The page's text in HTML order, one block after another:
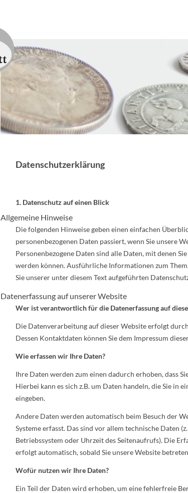
Datenschutzerklärung
1. Datenschutz auf einen Blick
Allgemeine Hinweise
Die folgenden Hinweise geben einen einfachen
personenbezogenen Daten passiert, wenn Sie unsere
Personenbezogene Daten sind alle Daten, mit denen
werden können. Ausführliche Informationen zum
Sie unserer unter diesem Text aufgeführten
Datenerfassung auf unserer Website
Wer ist verantwortlich für die Datenerfassung auf
Die Datenverarbeitung auf dieser Website erfolgt
Dessen Kontaktdaten können Sie dem Impressum
Wie erfassen wir Ihre Daten?
Ihre Daten werden zum einen dadurch erhoben, dass
Hierbei kann es sich z.B. um Daten handeln, die Sie in
eingeben.
Andere Daten werden automatisch beim Besuch der
Systeme erfasst. Das sind vor allem technische Daten
Betriebssystem oder Uhrzeit des Seitenaufrufs). Die
erfolgt automatisch, sobald Sie unsere Website
Wofür nutzen wir Ihre Daten?
Ein Teil der Daten wird erhoben, um eine fehlerfreie